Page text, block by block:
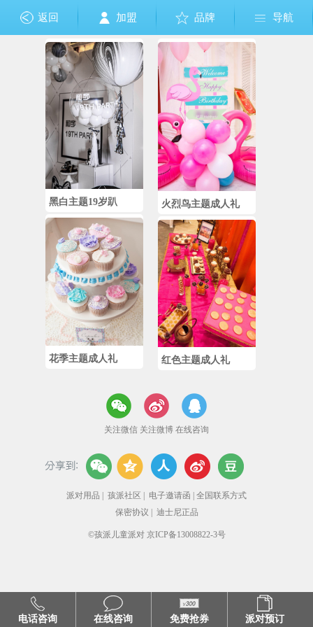
返回 加盟 品牌 导航
黑白主题19岁趴 火烈鸟主题成人礼
花季主题成人礼 红色主题成人礼
关注微信 关注微博 在线咨询
派对用品 孩派社区 电子邀请函
全国联系方式
保密协议
迪士尼正品
©孩派儿童派对 京ICP备13008822-3号
电话咨询 在线咨询 免费抢券 派对预订